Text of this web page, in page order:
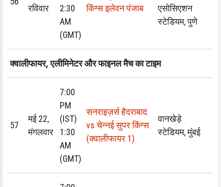
रविवार
2:30
AM
(GMT)
किंग्स इलेवन पंजाब
एसोसिएशन
स्टेडियम, पुणे
क्वालीफायर, एलीमिनेटर और फाइनल मैच का टाइम
57
मई 22,
मंगलवार
7:00
PM
(IST)
1:30
AM
(GMT)
सनराइज़र्स हैदराबाद
vs चेन्नई सुपर किंग्स
(क्वालीफायर 1)
वानखेड़े
स्टेडियम, मुंबई